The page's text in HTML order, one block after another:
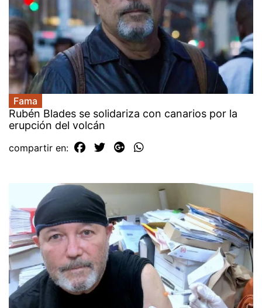
Fama
Rubén Blades se solidariza con canarios por la
erupción del volcán
compartir en: